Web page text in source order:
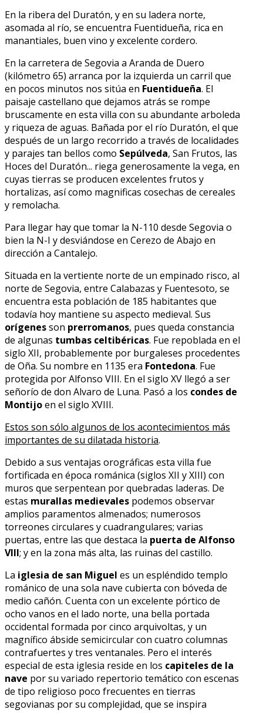
En la ribera del Duratón, y en su ladera norte,
asomada al río, se encuentra Fuentidueña, rica en
manantiales, buen vino y excelente cordero.
En la carretera de Segovia a Aranda de Duero
(kilómetro 65) arranca por la izquierda un carril que
en pocos minutos nos sitúa en Fuentidueña. El
paisaje castellano que dejamos atrás se rompe
bruscamente en esta villa con su abundante arboleda
y riqueza de aguas. Bañada por el río Duratón, el que
después de un largo recorrido a través de localidades
y parajes tan bellos como Sepúlveda, San Frutos, las
Hoces del Duratón... riega generosamente la vega, en
cuyas tierras se producen excelentes frutos y
hortalizas, así como magnificas cosechas de cereales
y remolacha.
Para llegar hay que tomar la N-110 desde Segovia o
bien la N-I y desviándose en Cerezo de Abajo en
dirección a Cantalejo.
Situada en la vertiente norte de un empinado risco, al
norte de Segovia, entre Calabazas y Fuentesoto, se
encuentra esta población de 185 habitantes que
todavía hoy mantiene su aspecto medieval. Sus
orígenesson prerromanos, pues queda constancia
de algunas tumbas celtibéricas. Fue repoblada en el
siglo XII, probablemente por burgaleses procedentes
de Oña. Su nombre en 1135 era Fontedona. Fue
protegida por Alfonso VIII. En el siglo XV llegó a ser
señorío de don Alvaro de Luna. Pasó a los condes de
Montijoen el siglo XVIII.
Estos son sólo algunos de los acontecimientos más
importantes de su dilatada historia.
Debido a sus ventajas orográficas esta villa fue
fortificada en época románica (siglos XII y XIII) con
muros que serpentean por quebradas laderas. De
estas murallas medievales podemos observar
amplios paramentos almenados; numerosos
torreones circulares y cuadrangulares; varias
puertas, entre las que destaca la puerta de Alfonso
VIII; y en la zona más alta, las ruinas del castillo.
La iglesia de san Miguel es un espléndido templo
románico de una sola nave cubierta con bóveda de
medio cañón. Cuenta con un excelente pórtico de
ocho vanos en el lado norte, una bella portada
occidental formada por cinco arquivoltas, y un
magnífico ábside semicircular con cuatro columnas
contrafuertes y tres ventanales. Pero el interés
especial de esta iglesia reside en los capiteles de la
nave por su variado repertorio temático con escenas
de tipo religioso poco frecuentes en tierras
segovianas por su complejidad, que se inspira